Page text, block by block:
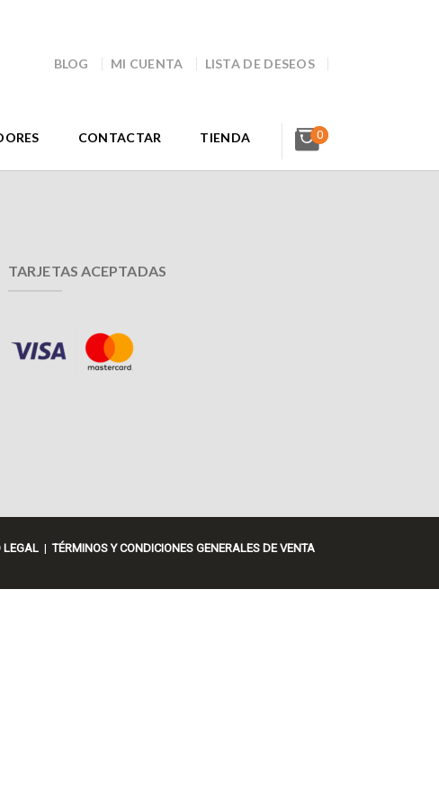
BLOG MI CUENTA LISTA DE DESEOS
CONTACTAR TIENDA 0
TARJETAS ACEPTADAS
LEGAL |TÉRMINOS Y CONDICIONES GENERALES DE VENTA